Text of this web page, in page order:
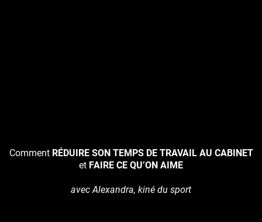
Comment RÉDUIRE SON TEMPS DE TRAVAIL AU CABINET
et FAIRE CE QU’ON AIME
avec Alexandra, kiné du sport